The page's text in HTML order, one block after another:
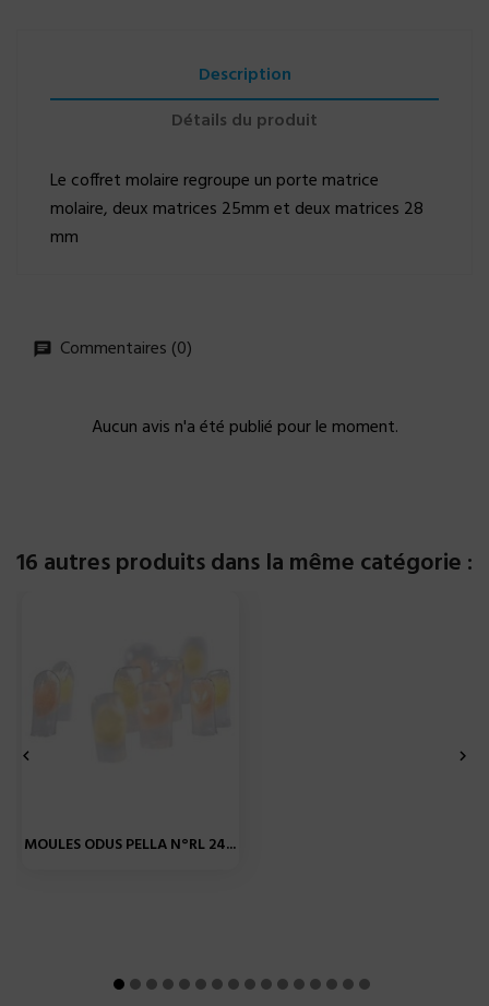
Description
Détails du produit
Le coffret molaire regroupe un porte matrice
molaire, deux matrices 25mm et deux matrices 28
mm
Commentaires (0)
Aucun avis n'a été publié pour le moment.
16 autres produits dans la même catégorie :
MOULES ODUS PELLA N°RL 24...
 